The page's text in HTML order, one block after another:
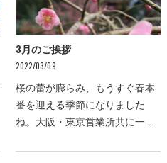
3月のご挨拶
2022/03/09
桜の蕾が膨らみ、もうすぐ春本
番を迎える季節になりました
ね。大阪・東京営業所共に一緒
仕事場となりました。NEXT株式